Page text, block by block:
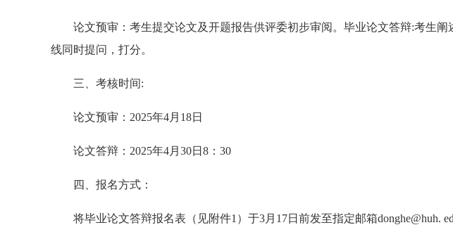
论文预审：考生提交论文及开题报告供评委初步审阅。毕业论文答辩:考生
线同时提问，打分。
三、考核时间:
论文预审：2025年4月18日
论文答辩：2025年4月30日8：30
四、报名方式：
将毕业论文答辩报名表（见附件1）于3月17日前发至指定邮箱donghe@huh.